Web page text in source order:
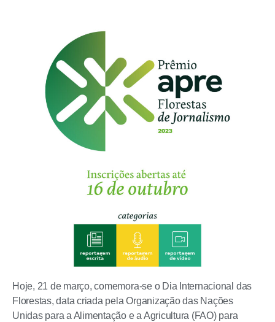
Hoje, 21 de março, comemora-se o Dia Internacional das
Florestas, data criada pela Organização das Nações
Unidas para a Alimentação e a Agricultura (FAO) para